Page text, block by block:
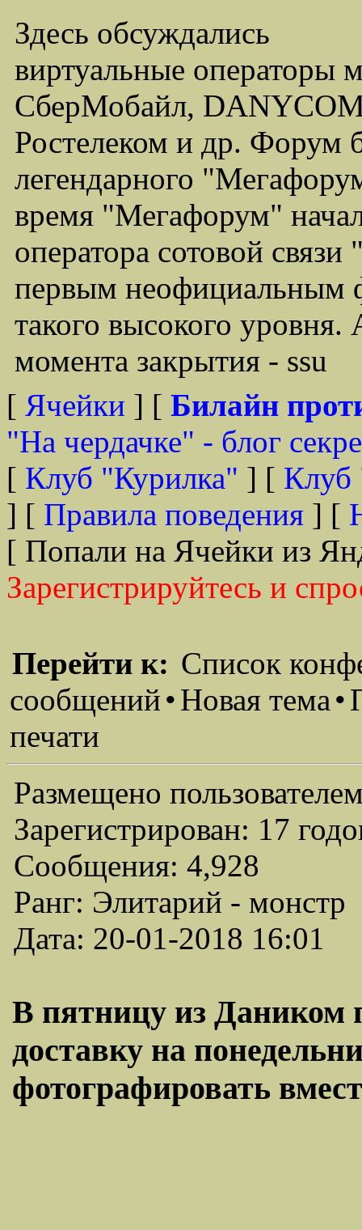
Здесь обсуждались
виртуальные операторы
СберМобайл,
Ростелеком и др. Форум
легендарного
время "Мегафорум"
оператора сотовой
первым неофициальным
такого высокого
момента закрытия - ssu
[ Ячейки ] [ Билайн
"На чердачке" - блог
[ Клуб "Курилка" ] [ Клуб
] [ Правила поведения ] [
[ Попали на Ячейки из
Зарегистрируйтесь и
Перейти к: Список
сообщений•Новая тема•
печати
Размещено
Зарегистрирован: 17
Сообщения: 4,928
Ранг: Элитарий - монстр
Дата: 20-01-2018 16:01
В пятницу из Даником
доставку на
фотографировать